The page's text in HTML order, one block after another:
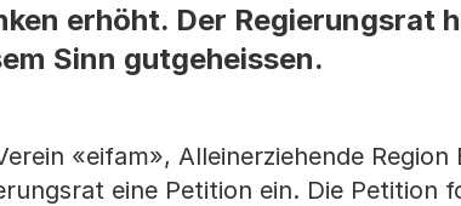
erhöht. Der Regierungsrat
Sinn gutgeheissen.
«eifam», Alleinerziehende
eine Petition ein. Die